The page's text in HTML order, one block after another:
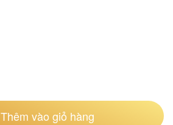
Thêm vào giỏ hàng